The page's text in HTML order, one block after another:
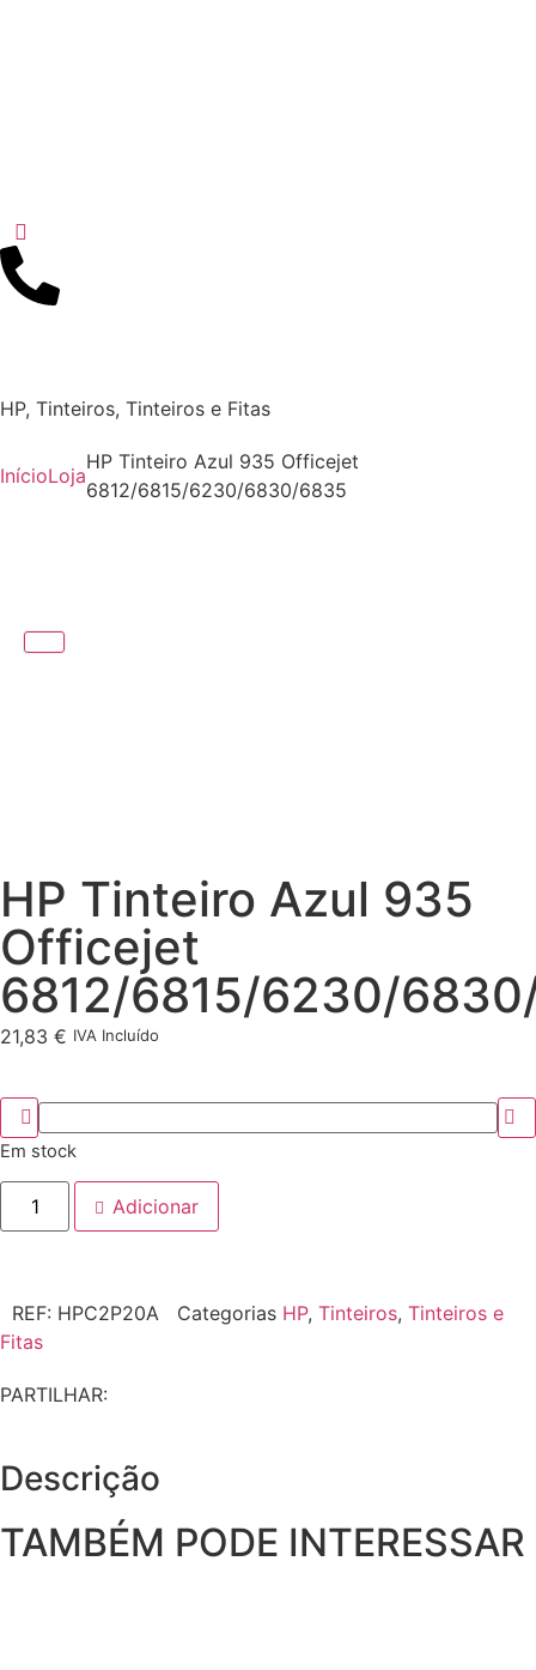
HP, Tinteiros, Tinteiros e Fitas
InícioLoja
HP Tinteiro Azul 935 Officejet
6812/6815/6230/6830/6835
HP Tinteiro Azul 935
Officejet
6812/6815/6230/
21,83 € IVA Incluído
Em stock
Adicionar
REF: HPC2P20A Categorias HP, Tinteiros, Tinteiros e
Fitas
PARTILHAR:
Descrição
TAMBÉM PODE INTERESSAR